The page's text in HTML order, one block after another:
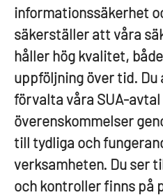
informationssäkerhet
säkerställer att våra
håller hög kvalitet,
uppföljning över tid.
förvalta våra SUA-avtal
överenskommelser
till tydliga och
verksamheten. Du ser
och kontroller finns på